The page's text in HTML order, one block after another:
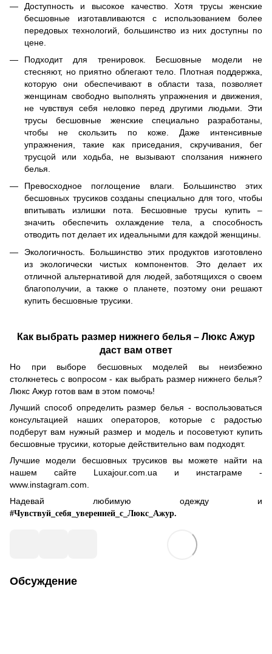
Доступность и высокое качество. Хотя трусы женские
бесшовные изготавливаются с использованием более
передовых технологий, большинство из них доступны по
цене.
Подходит для тренировок. Бесшовные модели не
стесняют, но приятно облегают тело. Плотная поддержка,
которую они обеспечивают в области таза, позволяет
женщинам свободно выполнять упражнения и движения,
не чувствуя себя неловко перед другими людьми. Эти
трусы бесшовные женские специально разработаны,
чтобы не скользить по коже. Даже интенсивные
упражнения, такие как приседания, скручивания, бег
трусцой или ходьба, не вызывают сползания нижнего
белья.
Превосходное поглощение влаги. Большинство этих
бесшовных трусиков созданы специально для того, чтобы
впитывать излишки пота. Бесшовные трусы купить –
значить обеспечить охлаждение тела, а способность
отводить пот делает их идеальными для каждой женщины.
Экологичность. Большинство этих продуктов изготовлено
из экологически чистых компонентов. Это делает их
отличной альтернативой для людей, заботящихся о своем
благополучии, а также о планете, поэтому они решают
купить бесшовные трусики.
Как выбрать размер нижнего белья – Люкс Ажур
даст вам ответ
Но при выборе бесшовных моделей вы неизбежно
столкнетесь с вопросом - как выбрать размер нижнего белья?
Люкс Ажур готов вам в этом помочь!
Лучший способ определить размер белья - воспользоваться
консультацией наших операторов, которые с радостью
подберут вам нужный размер и модель и посоветуют купить
бесшовные трусики, которые действительно вам подходят.
Лучшие модели бесшовных трусиков вы можете найти на
нашем сайте Luxajour.com.ua и инстаграме -
www.instagram.com.
Надевай любимую одежду и
#Чувствуй_себя_уверенней_с_Люкс_Ажур.
Обсуждение